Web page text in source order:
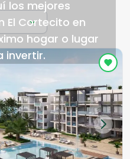
los mejores
El Cortecito en
hogar o lugar
invertir.